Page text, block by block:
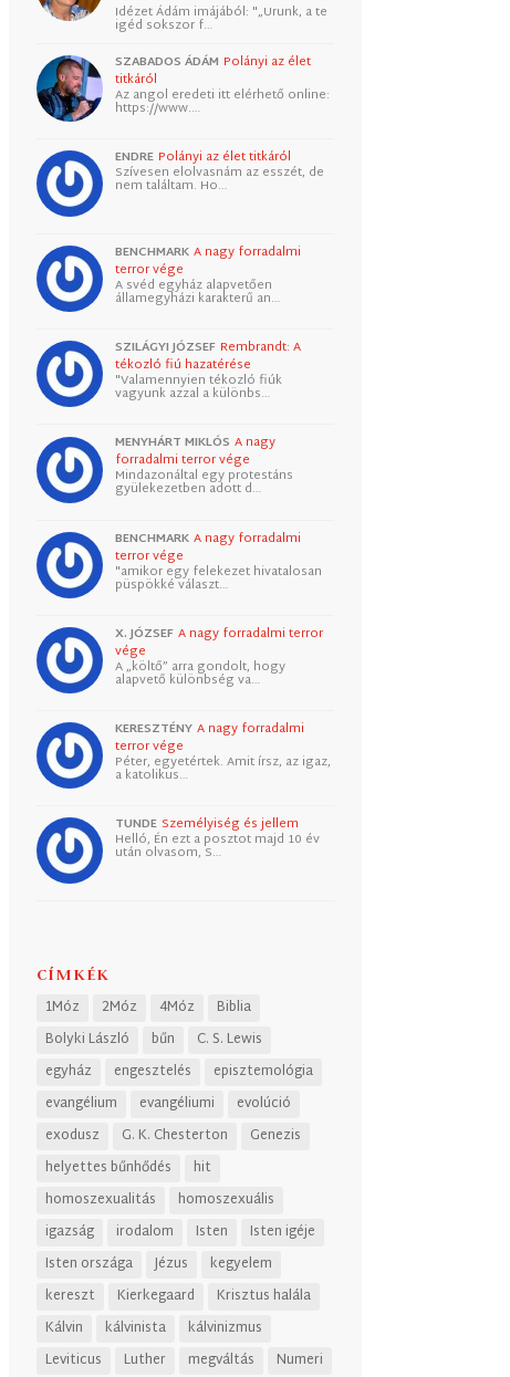
Idézet Ádám imájából: "„Urunk, a te
igéd sokszor f…
SZABADOS ÁDÁM Polányi az élet
titkáról
Az angol eredeti itt elérhető online:
https://www.…
ENDRE Polányi az élet titkáról
Szívesen elolvasnám az esszét, de
nem találtam. Ho…
BENCHMARK A nagy forradalmi
terror vége
A svéd egyház alapvetően
államegyházi karakterű an…
SZILÁGYI JÓZSEF Rembrandt: A
tékozló fiú hazatérése
"Valamennyien tékozló fiúk
vagyunk azzal a különbs…
MENYHÁRT MIKLÓS A nagy
forradalmi terror vége
Mindazonáltal egy protestáns
gyülekezetben adott d…
BENCHMARK A nagy forradalmi
terror vége
"amikor egy felekezet hivatalosan
püspökké választ…
X. JÓZSEF A nagy forradalmi terror
vége
A „költő” arra gondolt, hogy
alapvető különbség va…
KERESZTÉNY A nagy forradalmi
terror vége
Péter, egyetértek. Amit írsz, az igaz,
a katolikus…
TUNDE Személyiség és jellem
Helló, Én ezt a posztot majd 10 év
után olvasom, S…
CÍMKÉK
1Móz 2Móz 4Móz
Biblia
Bolyki László
bűn
C. S. Lewis
egyház
engesztelés
episztemológia
evangélium
evangéliumi
evolúció
exodusz
G. K. Chesterton
Genezis
helyettes bűnhődés
hit
homoszexualitás
homoszexuális
igazság
irodalom Isten
Isten igéje
Isten országa
Jézus
kegyelem
kereszt
Kierkegaard
Krisztus halála
Kálvin
kálvinista
kálvinizmus
Leviticus
Luther megváltás Numeri